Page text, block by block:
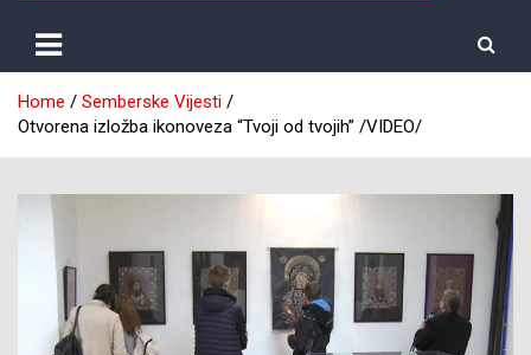
NTV Arena
Home
Semberske Vijesti
Otvorena izložba ikonoveza “Tvoji od tvojih” /VIDEO/